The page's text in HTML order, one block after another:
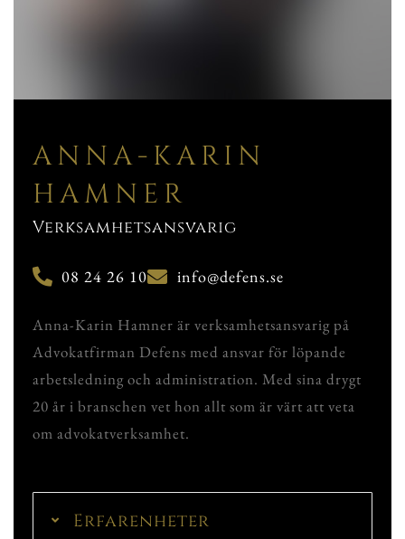
ANNA-KARIN
HAMNER
Verksamhetsansvarig
08 24 26 10 info@defens.se
Anna-Karin Hamner är verksamhetsansvarig på
Advokatfirman Defens med ansvar för löpande
arbetsledning och administration. Med sina drygt
20 år i branschen vet hon allt som är värt att veta
om advokatverksamhet.
Erfarenheter